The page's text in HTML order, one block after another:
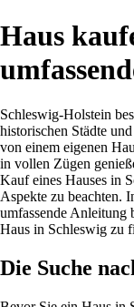
Haus
Schleswig-Holstein
historischen Städte
von einem eigenen
in vollen Zügen
Kauf eines Hauses in
Aspekte zu beachten.
umfassende Anleitung
Haus in Schleswig zu
Die Suche